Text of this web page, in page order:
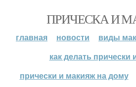
ПРИЧЕСКА И
главная новости
виды
как делать прически
прически и макияж на дому